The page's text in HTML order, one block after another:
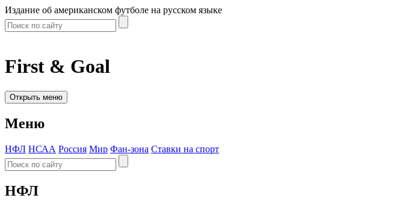
Издание об американском футболе на русском языке
First & Goal
Открыть меню
Меню
НФЛ НСАА Россия Мир Фан-зона Ставки на спорт
НФЛ